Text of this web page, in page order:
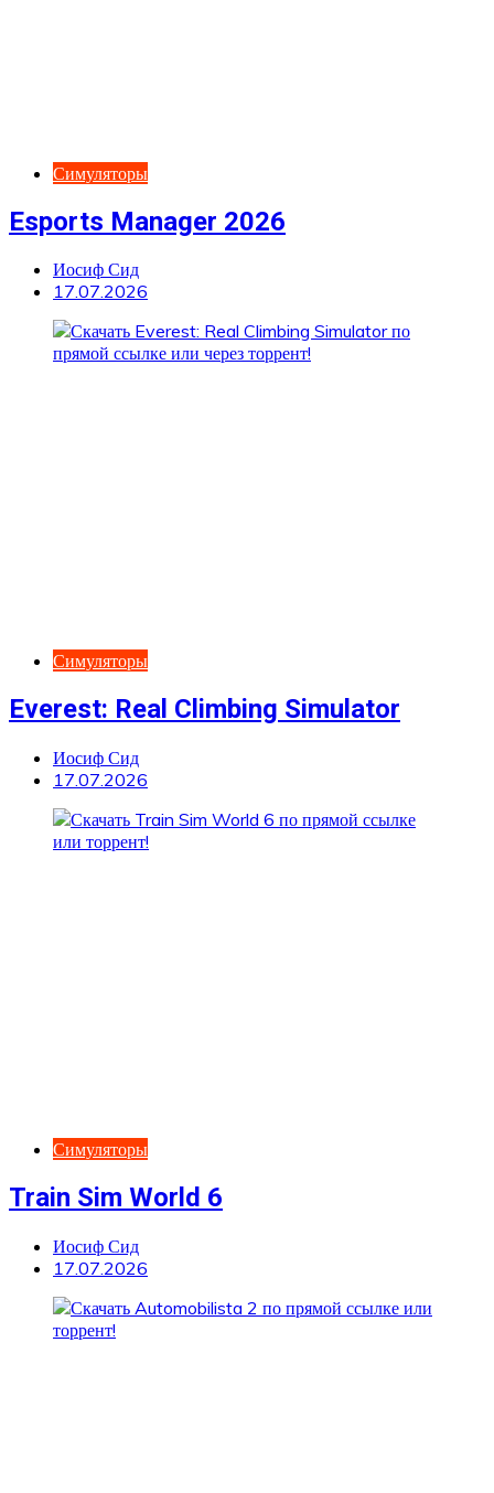
Симуляторы
Esports Manager 2026
Иосиф Сид
17.07.2026
Симуляторы
Everest: Real Climbing Simulator
Иосиф Сид
17.07.2026
Симуляторы
Train Sim World 6
Иосиф Сид
17.07.2026